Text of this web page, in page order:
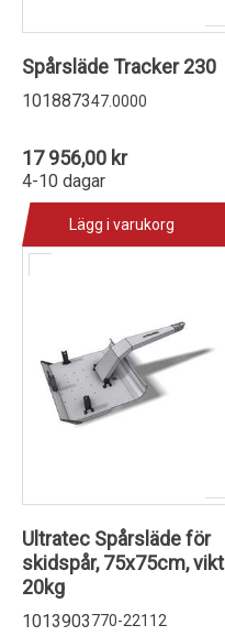
Spårsläde Tracker 230
101887347.0000
17 956,00 kr
4-10 dagar
Lägg i varukorg
Ultratec Spårsläde för
skidspår, 75x75cm, vikt
20kg
1013903770-22112